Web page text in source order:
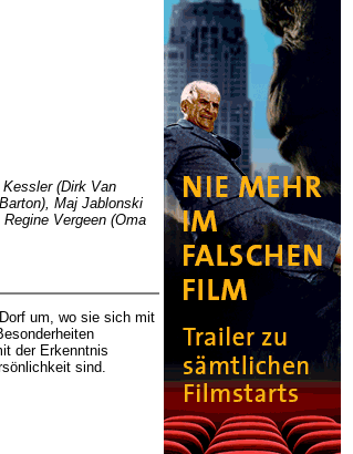
(Dirk Van
Maj Jablonski
Vergeen (Oma
um, wo sie sich mit
der Erkenntnis
sind.